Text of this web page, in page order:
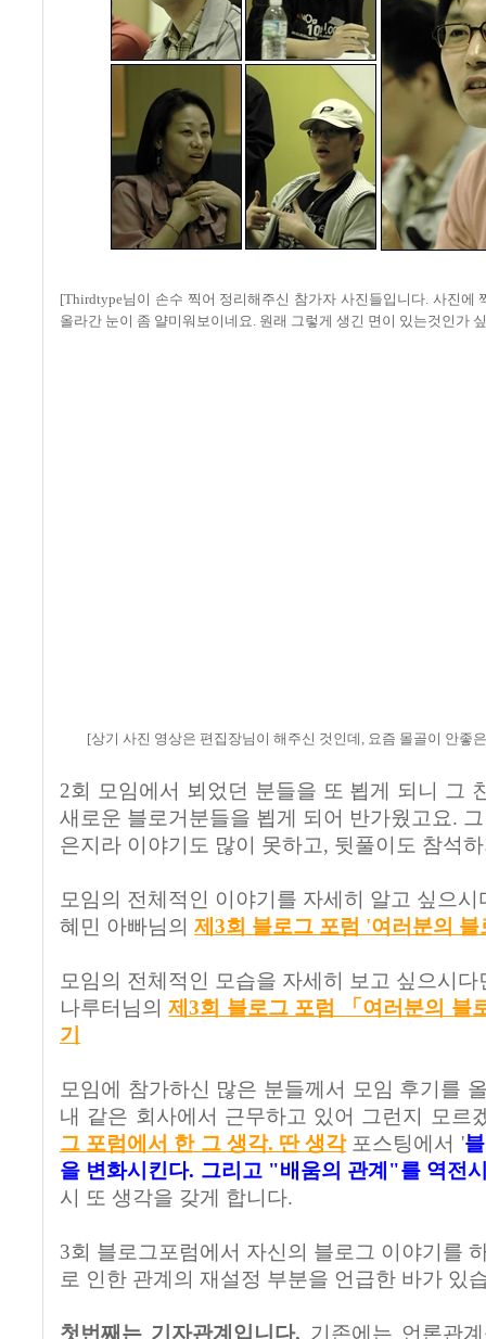
[Thirdtype님이 손수 찍어 정리해주신 참가자 사진들입니다. 사진에
올라간 눈이 좀 얄미워보이네요. 원래 그렇게 생긴 면이 있는것인가
[상기 사진 영상은 편집장님이 해주신 것인데, 요즘 몰골이 안좋
2회 모임에서 뵈었던 분들을 또 뵙게 되니 그
새로운 블로거분들을 뵙게 되어 반가웠고요.
은지라 이야기도 많이 못하고, 뒷풀이도 참석
모임의 전체적인 이야기를 자세히 알고 싶으시
혜민 아빠님의 제3회 블로그 포럼 '여러분의
모임의 전체적인 모습을 자세히 보고 싶으시다
나루터님의제3회 블로그 포럼 「여러분의 블
기
모임에 참가하신 많은 분들께서 모임 후기를
내 같은 회사에서 근무하고 있어 그런지 모르
그 포럼에서 한 그 생각. 딴 생각포스팅에서 '
을 변화시킨다. 그리고 "배움의 관계"를 역전
시 또 생각을 갖게 합니다.
3회 블로그포럼에서 자신의 블로그 이야기를
로 인한 관계의 재설정 부분을 언급한 바가 있
첫번째는 기자관계입니다. 기존에는 언론관